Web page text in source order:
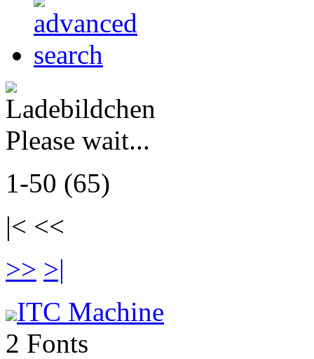
Please wait...
1-50 (65)
|< <<
>> >|
ITC Machine
2 Fonts